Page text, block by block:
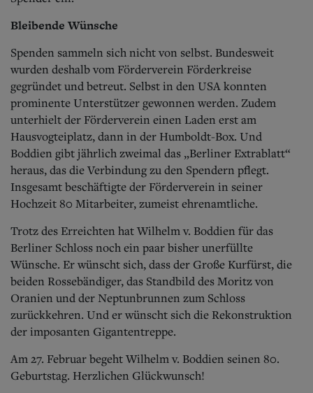
Bleibende Wünsche
Spenden sammeln sich nicht von selbst. Bundesweit
wurden deshalb vom Förderverein Förderkreise
gegründet und betreut. Selbst in den USA konnten
prominente Unterstützer gewonnen werden. Zudem
unterhielt der Förderverein einen Laden erst am
Hausvogteiplatz, dann in der Humboldt-Box. Und
Boddien gibt jährlich zweimal das „Berliner Extrablatt“
heraus, das die Verbindung zu den Spendern pflegt.
Insgesamt beschäftigte der Förderverein in seiner
Hochzeit 80 Mitarbeiter, zumeist ehrenamtliche.
Trotz des Erreichten hat Wilhelm v. Boddien für das
Berliner Schloss noch ein paar bisher unerfüllte
Wünsche. Er wünscht sich, dass der Große Kurfürst, die
beiden Rossebändiger, das Standbild des Moritz von
Oranien und der Neptunbrunnen zum Schloss
zurückkehren. Und er wünscht sich die Rekonstruktion
der imposanten Gigantentreppe.
Am 27. Februar begeht Wilhelm v. Boddien seinen 80.
Geburtstag. Herzlichen Glückwunsch!